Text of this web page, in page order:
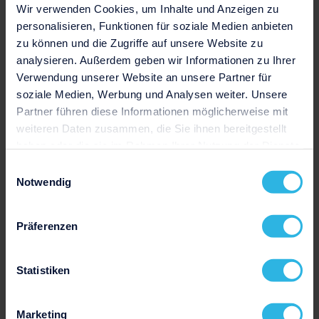
Wir verwenden Cookies, um Inhalte und Anzeigen zu
personalisieren, Funktionen für soziale Medien anbieten
zu können und die Zugriffe auf unsere Website zu
analysieren. Außerdem geben wir Informationen zu Ihrer
Verwendung unserer Website an unsere Partner für
soziale Medien, Werbung und Analysen weiter. Unsere
Partner führen diese Informationen möglicherweise mit
weiteren Daten zusammen, die Sie ihnen bereitgestellt
Notwendig
Präferenzen
Statistiken
Marketing
Kommt ein Kunde nicht mit einem Rezept
des Augenarztes zu dir, führst du zudem
Sehtests durch. Mithilfe von speziellen
Maschinen ermittelst du das Sehvermögen
deines Kunden. So erfährst du, ob eine Weit-
oder Kurzsichtigkeit vorliegt und um
welchenDioptriewert es sich handelt. Um
außerdem der Augenabstand gemessen.
Arbeit findest du in Optiker-Fachgeschäften.
Du kannst dich aber auch selbstständig